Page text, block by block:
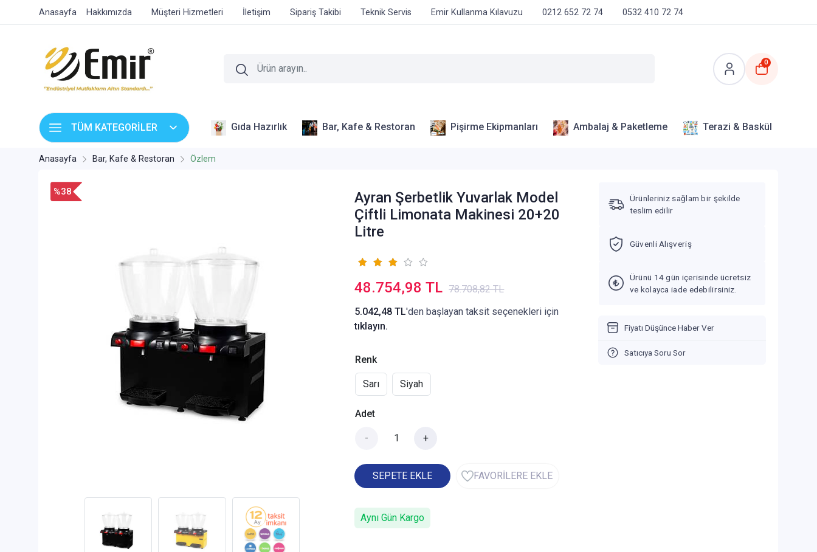
Anasayfa Hakkımızda Müşteri Hizmetleri İletişim Sipariş Takibi Teknik Servis Emir Kullanma Kılavuzu 0212 652 72 74 0532 410 72 74
0
TÜM KATEGORİLER Gıda Hazırlık Bar, Kafe & Restoran Pişirme Ekipmanları Ambalaj & Paketleme Terazi & Baskül
Anasayfa Bar, Kafe & Restoran Özlem
%38
Ayran Şerbetlik Yuvarlak Model
Çiftli Limonata Makinesi 20+20
Litre
48.754,98 TL 78.708,82 TL
5.042,48 TL'den başlayan taksit seçenekleri için
tıklayın.
Renk
Sarı Siyah
Adet
- +
SEPETE EKLE FAVORİLERE EKLE
Aynı Gün Kargo
Ürünleriniz sağlam bir şekilde
teslim edilir
Güvenli Alışveriş
Ürünü 14 gün içerisinde ücretsiz
ve kolayca iade edebilirsiniz.
Fiyatı Düşünce Haber Ver
Satıcıya Soru Sor